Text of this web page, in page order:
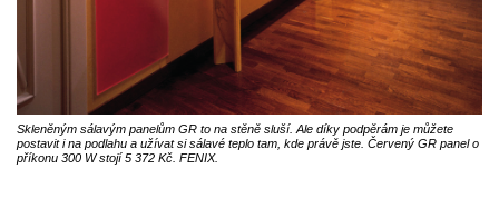
Skleněným sálavým panelům GR to na stěně sluší. Ale díky podpěrám je můžete
postavit i na podlahu a užívat si sálavé teplo tam, kde právě jste. Červený GR panel o
příkonu 300 W stojí 5 372 Kč. FENIX.